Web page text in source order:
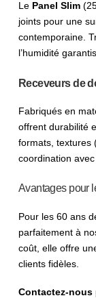
Le Panel Slim
joints pour une
contemporaine.
l’humidité garantis.
Receveurs de
Fabriqués en
offrent durabilité
formats, textures
coordination
Avantages pour
Pour les 60 ans
parfaitement à
coût, elle offre
clients fidèles.
Contactez-nous